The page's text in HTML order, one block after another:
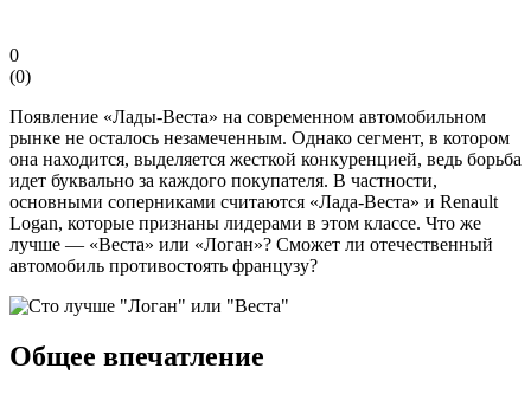
0
(0)
Появление «Лады-Веста» на современном автомобильном
рынке не осталось незамеченным. Однако сегмент, в котором
она находится, выделяется жесткой конкуренцией, ведь борьба
идет буквально за каждого покупателя. В частности,
основными соперниками считаются «Лада-Веста» и Renault
Logan, которые признаны лидерами в этом классе. Что же
лучше — «Веста» или «Логан»? Сможет ли отечественный
автомобиль противостоять французу?
Общее впечатление